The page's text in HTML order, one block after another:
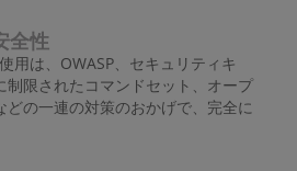
全性
用は、OWASP、セキュリティキ
制限されたコマンドセット、オープ
どの一連の対策のおかげで、完全に